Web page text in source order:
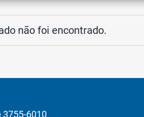
não foi encontrado.
3755-6010